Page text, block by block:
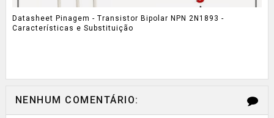
Datasheet Pinagem - Transistor Bipolar NPN 2N1893 -
Características e Substituição
NENHUM COMENTÁRIO: